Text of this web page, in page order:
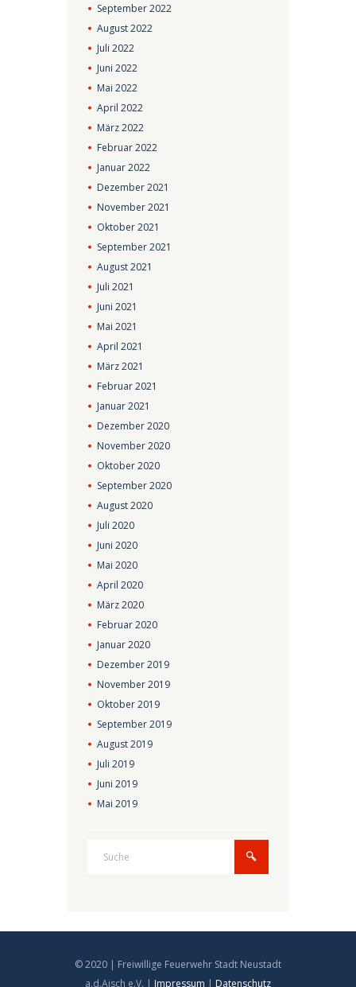
September2022
August2022
Juli2022
Juni2022
Mai2022
April2022
März2022
Februar2022
Januar2022
Dezember2021
November2021
Oktober2021
September2021
August2021
Juli2021
Juni2021
Mai2021
April2021
März2021
Februar2021
Januar2021
Dezember2020
November2020
Oktober2020
September2020
August2020
Juli2020
Juni2020
Mai2020
April2020
März2020
Februar2020
Januar2020
Dezember2019
November2019
Oktober2019
September2019
August2019
Juli2019
Juni2019
Mai2019
© 2020 | Freiwillige Feuerwehr Stadt Neustadt
a.d.Aisch e.V. | Impressum | Datenschutz